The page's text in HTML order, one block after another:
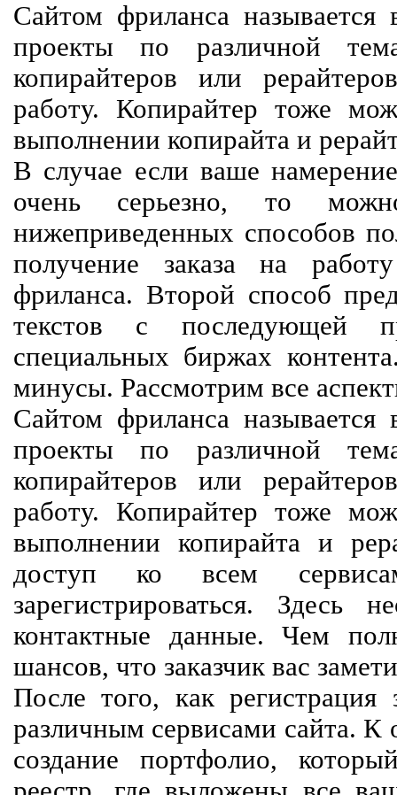
Сайтом фриланса называется
проекты по различной
копирайтеров или
работу. Копирайтер тоже
выполнении копирайта и
В случае если ваше
очень серьезно, то
нижеприведенных способов
получение заказа на
фриланса. Второй способ
текстов с последующей
специальных биржах
минусы. Рассмотрим все
Сайтом фриланса называется
проекты по различной
копирайтеров или
работу. Копирайтер тоже
выполнении копирайта и
доступ ко всем
зарегистрироваться. Здесь
контактные данные. Чем
шансов, что заказчик вас
После того, как регистрация
различным сервисами сайта. К
создание портфолио,